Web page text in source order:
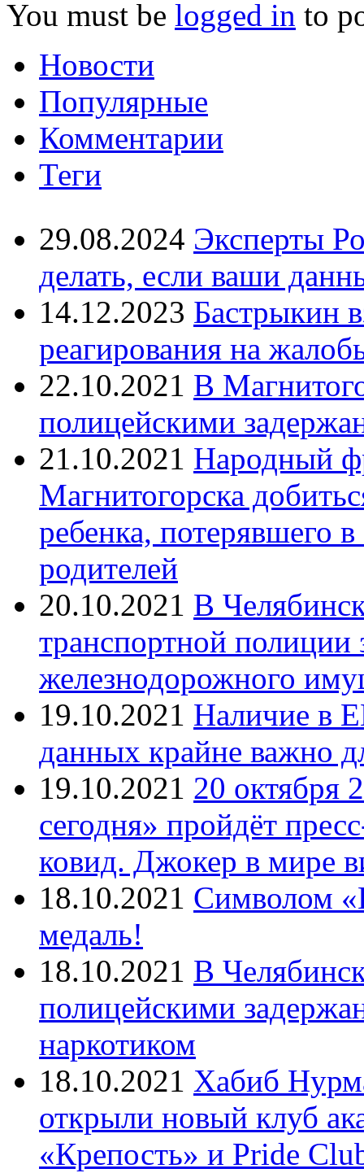
You must be logged in to
Новости
Популярные
Комментарии
Теги
29.08.2024 Эксперты
делать, если ваши
14.12.2023 Бастрыкин
реагирования на
22.10.2021 В
полицейскими
21.10.2021 Народный
Магнитогорска
ребенка, потерявшего
родителей
20.10.2021 В
транспортной
железнодорожного
19.10.2021 Наличие в
данных крайне важно
19.10.2021 20 октября
сегодня» пройдёт
ковид. Джокер в мире
18.10.2021 Символом
медаль!
18.10.2021 В
полицейскими
наркотиком
18.10.2021 Хабиб
открыли новый клуб
«Крепость» и Pride